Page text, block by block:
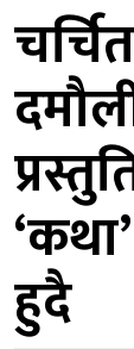
हुदै